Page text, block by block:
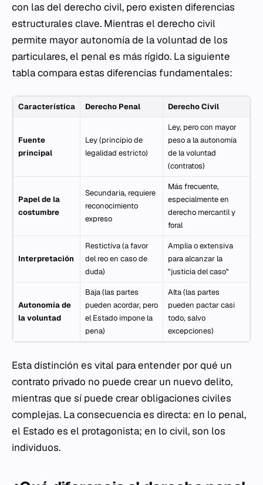
con las del derecho civil, pero existen diferencias
estructurales clave. Mientras el derecho civil
permite mayor autonomía de la voluntad de los
particulares, el penal es más rígido. La siguiente
tabla compara estas diferencias fundamentales:
Característica Derecho Penal Derecho Civil
Fuente
principal
Ley (principio de
legalidad estricto)
Ley, pero con mayor
peso a la autonomía
de la voluntad
(contratos)
Papel de la
costumbre
Secundaria, requiere
reconocimiento
expreso
Más frecuente,
especialmente en
derecho mercantil y
foral
Interpretación
Restictiva (a favor
del reo en caso de
duda)
Amplia o extensiva
para alcanzar la
"justicia del caso"
Autonomía de
la voluntad
Baja (las partes
pueden acordar, pero
el Estado impone la
pena)
Alta (las partes
pueden pactar casi
todo, salvo
excepciones)
Esta distinción es vital para entender por qué un
contrato privado no puede crear un nuevo delito,
mientras que sí puede crear obligaciones civiles
complejas. La consecuencia es directa: en lo penal,
el Estado es el protagonista; en lo civil, son los
individuos.